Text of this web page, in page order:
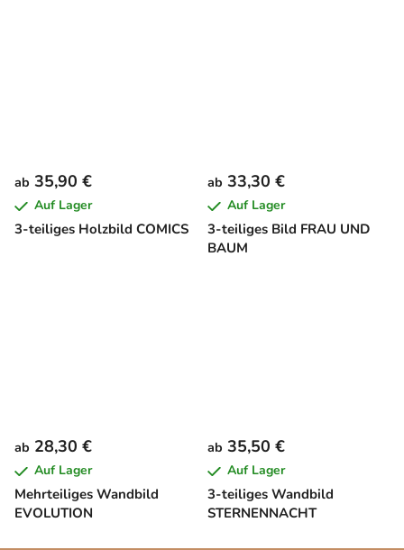
3-teiliges Holzbild COMICS
ab 35,90 €
Auf Lager
3-teiliges Bild FRAU UND
BAUM
ab 33,30 €
Auf Lager
Mehrteiliges Wandbild
EVOLUTION
ab 28,30 €
Auf Lager
3-teiliges Wandbild
STERNENNACHT
ab 35,50 €
Auf Lager